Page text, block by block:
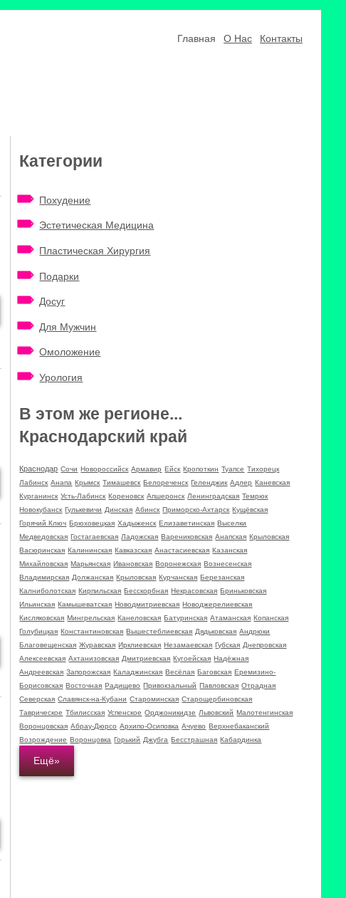
Главная О Нас Контакты
Категории
Похудение
Эстетическая Медицина
Пластическая Хирургия
Подарки
Досуг
Для Мужчин
Омоложение
Урология
В этом же регионе...
Краснодарский край
Краснодар Сочи Новороссийск Армавир Ейск Кропоткин Туапсе Тихорецк
Лабинск Анапа Крымск Тимашевск Белореченск Геленджик Адлер Каневская
Курганинск Усть-Лабинск Кореновск Апшеронск Ленинградская Темрюк
Новокубанск Гулькевичи Динская Абинск Приморско-Ахтарск Кущёвская
Горячий Ключ Брюховецкая Хадыженск Елизаветинская Выселки
Медведовская Гостагаевская Ладожская Варениковская Анапская Крыловская
Васюринская Калининская Кавказская Анастасиевская Казанская
Михайловская Марьянская Ивановская Воронежская Вознесенская
Владимирская Должанская Крыловская Курчанская Березанская
Калниболотская Кирпильская Бесскорбная Некрасовская Бриньковская
Ильинская Камышеватская Новодмитриевская Новоджерелиевская
Кисляковская Мингрельская Канеловская Батуринская Атаманская Копанская
Голубицкая Константиновская Вышестеблиевская Дядьковская Андрюки
Благовещенская Журавская Ирклиевская Незамаевская Губская Днепровская
Алексеевская Ахтанизовская Дмитриевская Кугоейская Надёжная
Андреевская Запорожская Каладжинская Весёлая Баговская Еремизино-
Борисовская Восточная Радищево Привокзальный Павловская Отрадная
Северская Славянск-на-Кубани Староминская Старощербиновская
Таврическое Тбилисская Успенское Орджоникидзе Львовский Малотенгинская
Воронцовская Абрау-Дюрсо Архипо-Осиповка Ачуево Верхнебаканский
Возрождение Воронцовка Горький Джубга Бесстрашная Кабардинка
Ещё»